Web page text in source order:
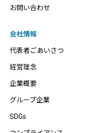
お問い合わせ
会社情報
代表者ごあいさつ
経営理念
企業概要
グループ企業
SDGs